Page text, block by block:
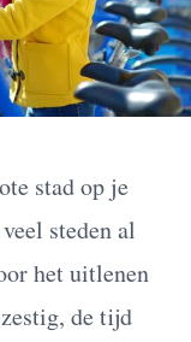
stad op je
steden al
het uitlenen
de tijd